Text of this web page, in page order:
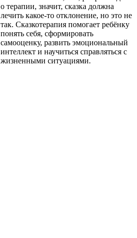
о терапии, значит, сказка должна
лечить какое-то отклонение, но это не
так. Сказкотерапия помогает ребёнку
понять себя, сформировать
самооценку, развить эмоциональный
интеллект и научиться справляться с
жизненными ситуациями.